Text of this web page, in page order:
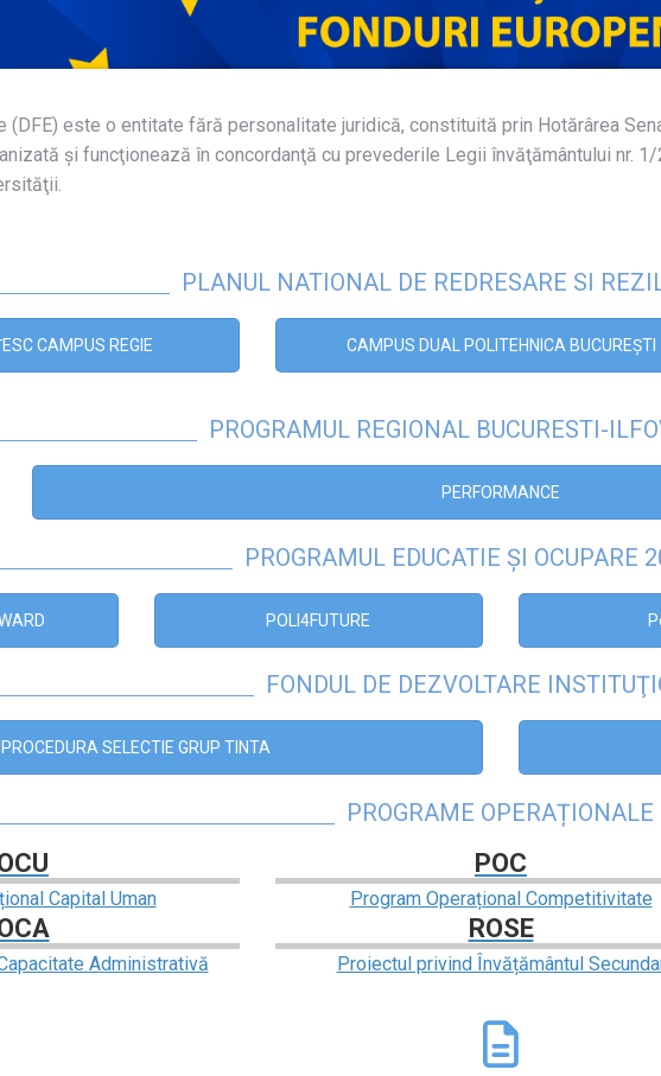
(DFE) este o entitate fără personalitate juridică, constituită prin Hotărârea
şi funcţionează în concordanţă cu prevederile Legii învăţământului nr.
PLANUL NATIONAL DE REDRESARE SI
CAMPUS REGIE CAMPUS DUAL POLITEHNICA BUCUREȘTI
PROGRAMUL REGIONAL BUCURESTI-
PERFORMANCE
PROGRAMUL EDUCATIE ȘI OCUPARE
POLI4FUTURE
FONDUL DE DEZVOLTARE
PROCEDURA SELECTIE GRUP TINTA
PROGRAME OPERAȚIONALE
Capital Uman
POC
Program Operațional Competitivitate
Administrativă
ROSE
Proiectul privind Învățământul